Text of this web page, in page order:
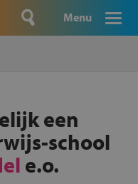
Menu
een
school
e.o.